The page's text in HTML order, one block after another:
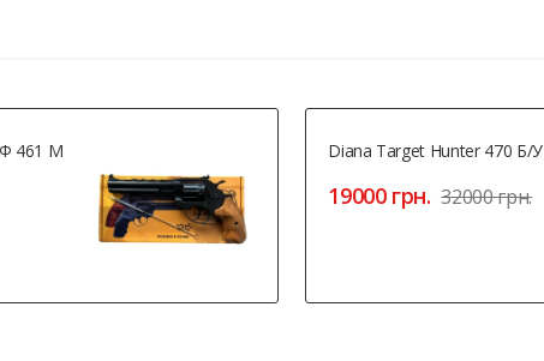
461 М
Diana Target Hunter 470 Б/у
19000 грн. 32000 грн.